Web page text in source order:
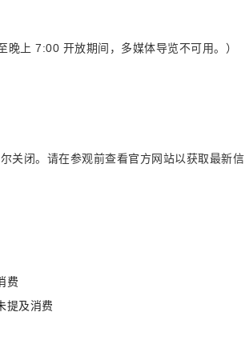
上 7:00 开放期间，多媒体导览不可用。）
关闭。请在参观前查看官方网站以获取最新信
费
提及消费